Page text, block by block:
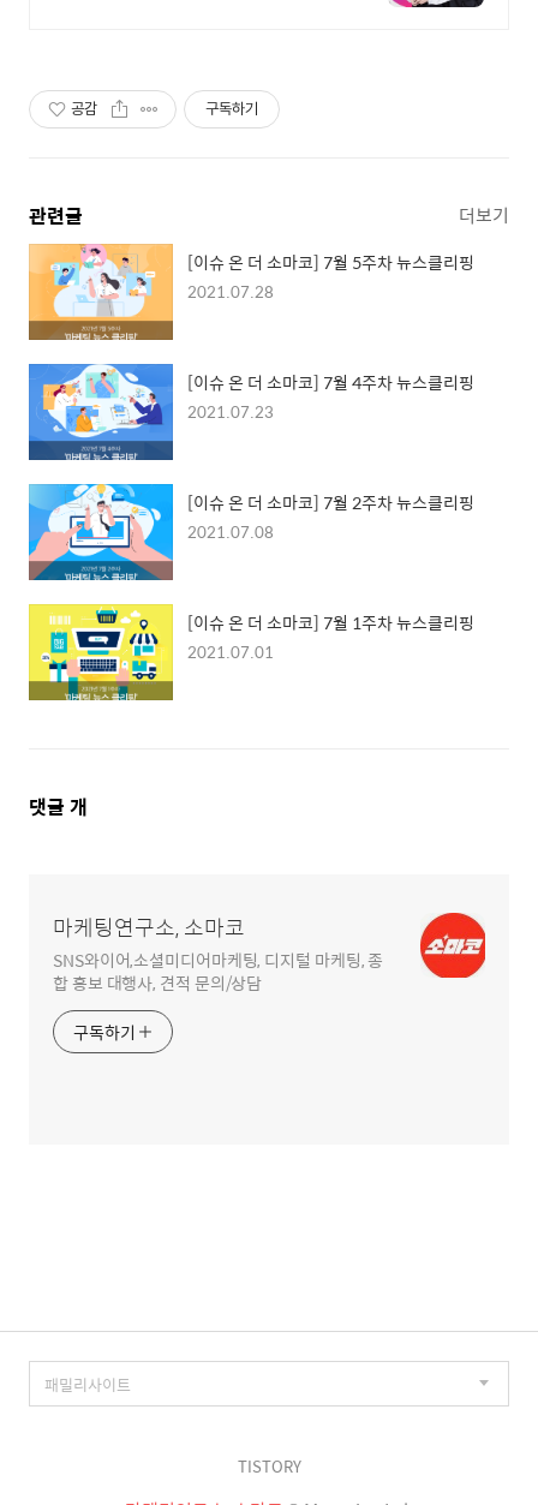
공감 구독하기
관련글 더보기
[이슈 온 더 소마코] 7월 5주차 뉴스클리핑
2021.07.28
[이슈 온 더 소마코] 7월 4주차 뉴스클리핑
2021.07.23
[이슈 온 더 소마코] 7월 2주차 뉴스클리핑
2021.07.08
[이슈 온 더 소마코] 7월 1주차 뉴스클리핑
2021.07.01
댓
댓글 개
마케팅연구소, 소마코
SNS와이어,소셜미디어마케팅, 디지털 마케팅, 종
합 홍보 대행사, 견적 문의/상담
구독하기
TISTORY